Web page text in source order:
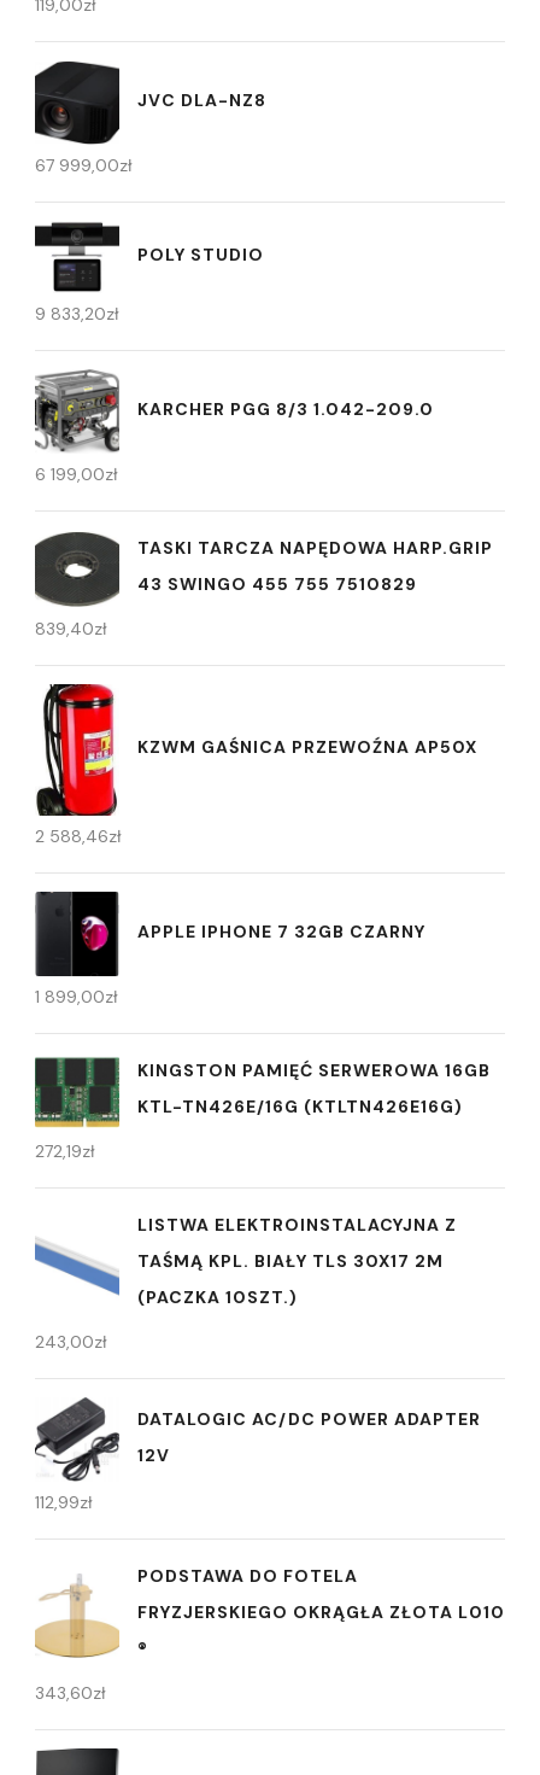
119,00zł
JVC DLA-NZ8
67 999,00zł
POLY STUDIO
9 833,20zł
KARCHER PGG 8/3 1.042-209.0
6 199,00zł
TASKI TARCZA NAPĘDOWA HARP.GRIP
43 SWINGO 455 755 7510829
839,40zł
KZWM GAŚNICA PRZEWOŹNA AP50X
2 588,46zł
APPLE IPHONE 7 32GB CZARNY
1 899,00zł
KINGSTON PAMIĘĆ SERWEROWA 16GB
KTL-TN426E/16G (KTLTN426E16G)
272,19zł
LISTWA ELEKTROINSTALACYJNA Z
TAŚMĄ KPL. BIAŁY TLS 30X17 2M
(PACZKA 10SZT.)
243,00zł
DATALOGIC AC/DC POWER ADAPTER
12V
112,99zł
PODSTAWA DO FOTELA
FRYZJERSKIEGO OKRĄGŁA ZŁOTA L010
®
343,60zł